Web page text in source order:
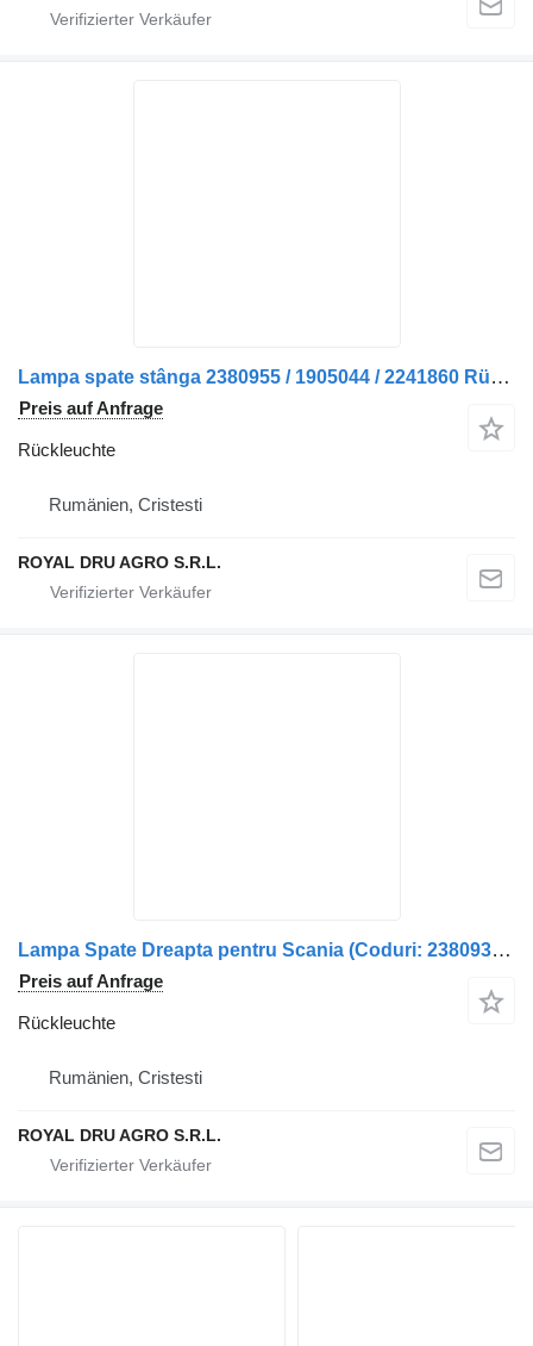
Lampa spate stânga 2380955 / 1905044 / 2241860 Rückleuchte für Scania Scania LKW
Preis auf Anfrage
Rückleuchte
Rumänien, Cristesti
ROYAL DRU AGRO S.R.L.
Lampa Spate Dreapta pentru Scania (Coduri: 2380932, 1905041, 224 Rückleuchte für Scania Scania 2380932, 1905041, 2241857 LKW
Preis auf Anfrage
Rückleuchte
Rumänien, Cristesti
ROYAL DRU AGRO S.R.L.